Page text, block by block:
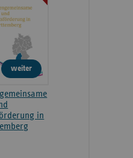
weiter
in